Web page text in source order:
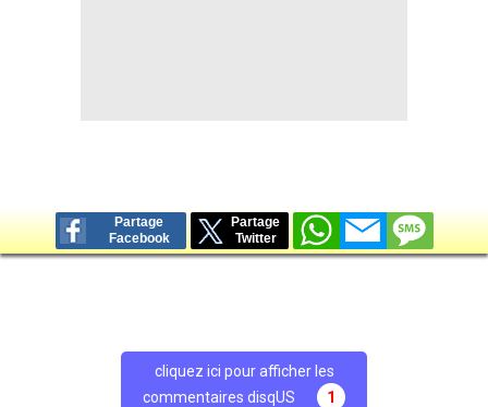
Partage
Facebook
Partage
Twitter
cliquez ici pour afficher les
commentaires disqUS
1